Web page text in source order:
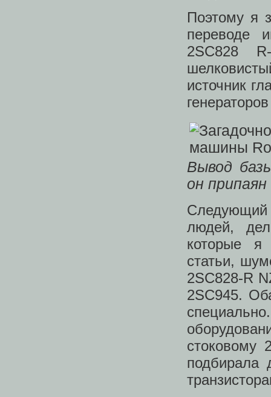
Поэтому я
переводе
2SC828
источник
Вывод
он
Следующий
людей,
которые я
статьи,
2SC828-R
2SC945.
стоковому
подбирала